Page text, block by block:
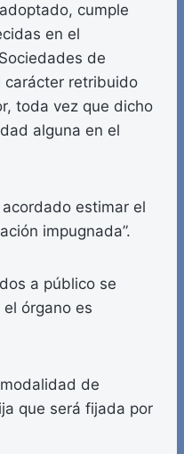
cumple
en el
de
carácter retribuido
toda vez que dicho
alguna en el
estimar el
impugnada”.
a público se
órgano es
de
que será fijada por